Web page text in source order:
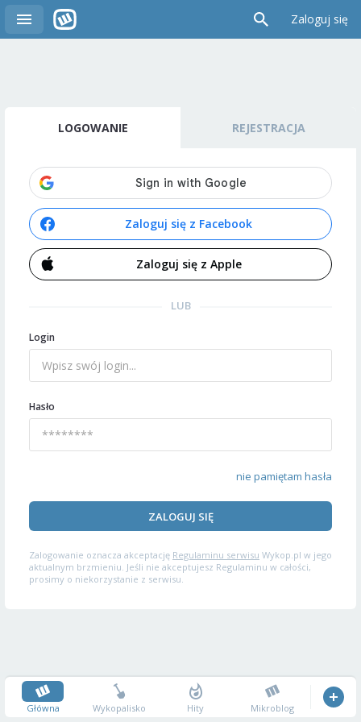
Zaloguj się
LOGOWANIE REJESTRACJA
Zaloguj się z Facebook
Zaloguj się z Apple
LUB
Login
Hasło
nie pamiętam hasła
ZALOGUJ SIĘ
Zalogowanie oznacza akceptację Regulaminu serwisu Wykop.pl w jego
aktualnym brzmieniu. Jeśli nie akceptujesz Regulaminu w całości,
prosimy o niekorzystanie z serwisu.
Główna Wykopalisko Hity Mikroblog